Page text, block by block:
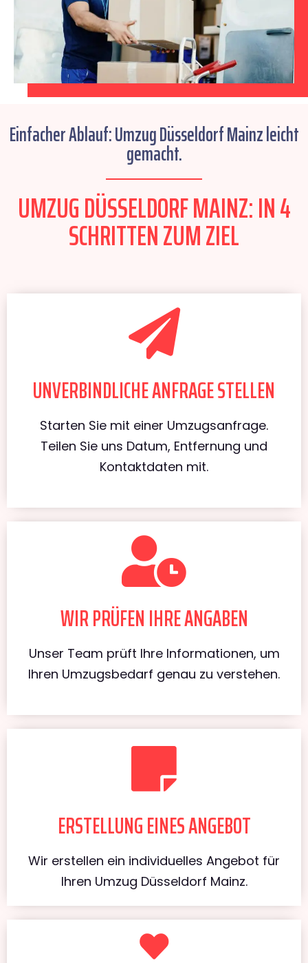
Einfacher Ablauf: Umzug Düsseldorf Mainz leicht
gemacht.
UMZUG DÜSSELDORF MAINZ: IN 4
SCHRITTEN ZUM ZIEL
UNVERBINDLICHE ANFRAGE STELLEN
Starten Sie mit einer Umzugsanfrage.
Teilen Sie uns Datum, Entfernung und
Kontaktdaten mit.
WIR PRÜFEN IHRE ANGABEN
Unser Team prüft Ihre Informationen, um
Ihren Umzugsbedarf genau zu verstehen.
ERSTELLUNG EINES ANGEBOT
Wir erstellen ein individuelles Angebot für
Ihren Umzug Düsseldorf Mainz.